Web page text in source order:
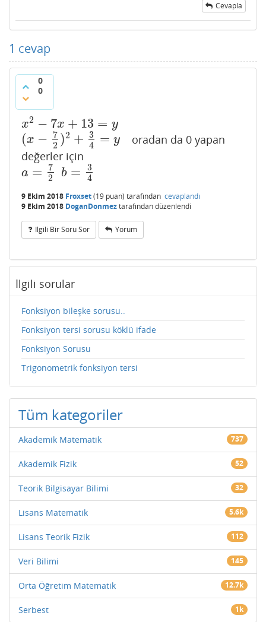
Cevapla
1 cevap
0
0
x2 − 7x + 13 = y
x2− 7x +13 =y
(x −
7
2 )2 + 3
4
= y
(x− 72 2+34 =y
oradan da 0 yapan
değerler için
a =
7
2
a=72 b =
3
4
b =34
9 Ekim 2018 Froxset(19 puan) tarafından cevaplandı
9 Ekim 2018 DoganDonmeztarafındandüzenlendi
Ilgili Bir Soru Sor Yorum
İlgili sorular
Fonksiyon bileşke sorusu..
Fonksiyon tersi sorusu köklü ifade
Fonksiyon Sorusu
Trigonometrik fonksiyon tersi
Tüm kategoriler
Akademik Matematik 737
Akademik Fizik 52
Teorik Bilgisayar Bilimi 32
Lisans Matematik 5.6k
Lisans Teorik Fizik 112
Veri Bilimi 145
Orta Öğretim Matematik 12.7k
Serbest 1k